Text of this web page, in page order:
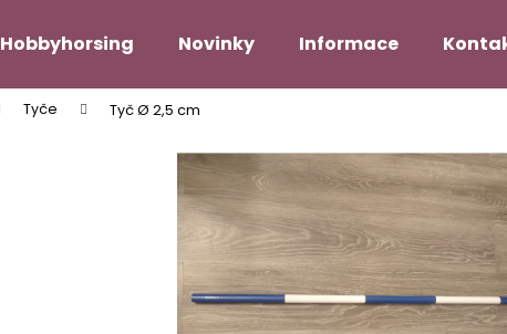
Hobbyhorsing Novinky Informace
Tyče Tyč Ø 2,5 cmCo potřebujete najít?
Doporučujeme